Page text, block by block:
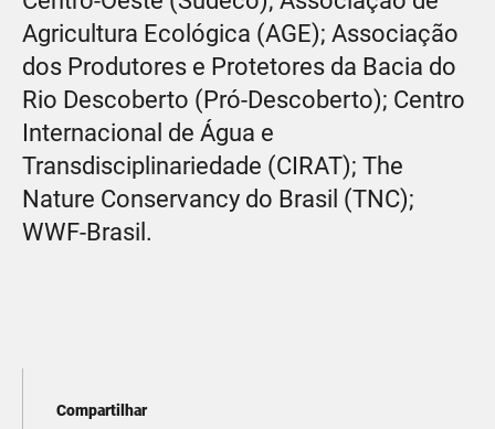
Agricultura Ecológica (AGE); Associação
dos Produtores e Protetores da Bacia do
Rio Descoberto (Pró-Descoberto); Centro
Internacional de Água e
Transdisciplinariedade (CIRAT); The
Nature Conservancy do Brasil (TNC);
WWF-Brasil.
Compartilhar